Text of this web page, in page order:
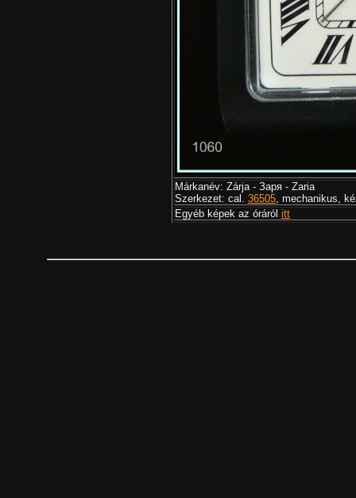
Márkanév: Zárja - Заря - Zaria
Szerkezet: cal. 36505, mechanikus,
Egyéb képek az óráról itt